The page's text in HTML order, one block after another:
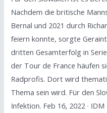
Nachdem die britische
Bernal und 2021 durch
feiern konnte, sorgte
dritten Gesamterfolg in
der Tour de France häufen
Radprofis. Dort wird
Thema sein wird. Für den
Infektion. Feb 16, 2022 ·